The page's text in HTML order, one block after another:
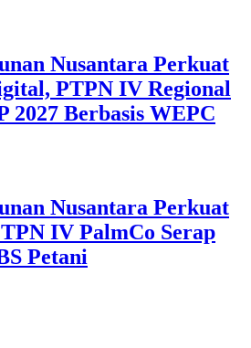
Nusantara Perkuat
PTPN IV Regional
2027 Berbasis WEPC
Nusantara Perkuat
IV PalmCo Serap
Petani